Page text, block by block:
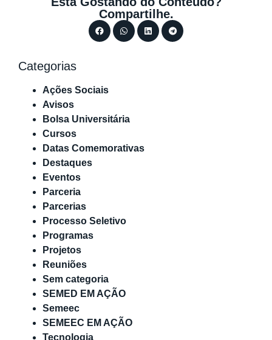
Compartilhe.
Categorias
Ações Sociais
Avisos
Bolsa Universitária
Cursos
Datas Comemorativas
Destaques
Eventos
Parceria
Parcerias
Processo Seletivo
Programas
Projetos
Reuniões
Sem categoria
SEMED EM AÇÃO
Semeec
SEMEEC EM AÇÃO
Tecnologia